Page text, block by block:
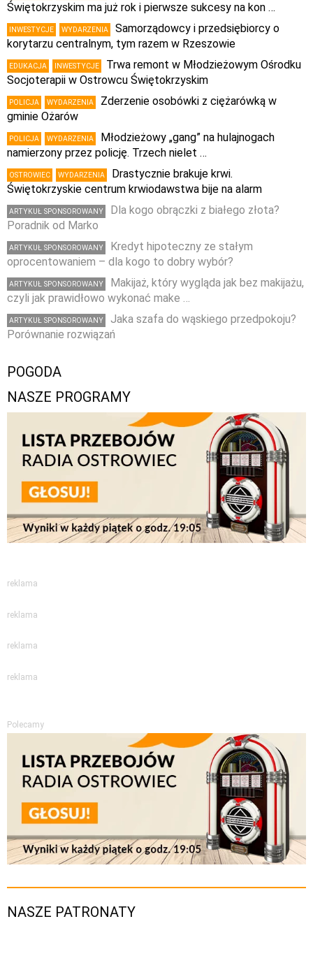
Świętokrzyskim ma już rok i pierwsze sukcesy na kon …
INWESTYCJE WYDARZENIA
Samorządowcy i przedsiębiorcy o
korytarzu centralnym, tym razem w Rzeszowie
EDUKACJA INWESTYCJE
Trwa remont w Młodzieżowym Ośrodku
Socjoterapii w Ostrowcu Świętokrzyskim
POLICJA WYDARZENIA
Zderzenie osobówki z ciężarówką w
gminie Ożarów
POLICJA WYDARZENIA
Młodzieżowy „gang” na hulajnogach
namierzony przez policję. Trzech nielet …
OSTROWIEC WYDARZENIA
Drastycznie brakuje krwi.
Świętokrzyskie centrum krwiodawstwa bije na alarm
ARTYKUŁ SPONSOROWANY
Dla kogo obrączki z białego złota?
Poradnik od Marko
ARTYKUŁ SPONSOROWANY
Kredyt hipoteczny ze stałym
oprocentowaniem – dla kogo to dobry wybór?
ARTYKUŁ SPONSOROWANY
Makijaż, który wygląda jak bez makijażu,
czyli jak prawidłowo wykonać make …
ARTYKUŁ SPONSOROWANY
Jaka szafa do wąskiego przedpokoju?
Porównanie rozwiązań
POGODA
NASZE PROGRAMY
reklama
reklama
reklama
reklama
Polecamy
NASZE PATRONATY